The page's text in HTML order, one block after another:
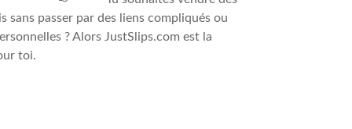
sans passer par des liens compliqués ou
? Alors JustSlips.com est la
toi.